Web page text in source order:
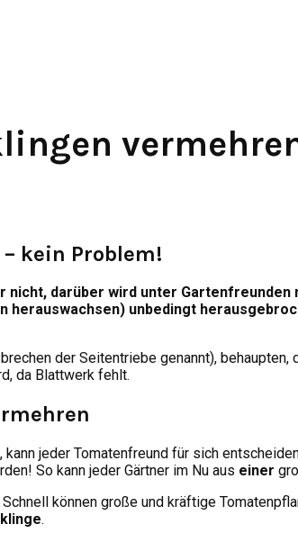
kein Problem!
nicht, darüber wird unter
herauswachsen) unbedingt
der Seitentriebe genannt),
da Blattwerk fehlt.
jeder Tomatenfreund für sich
So kann jeder Gärtner im Nu aus einer
Schnell können große und kräftige
.